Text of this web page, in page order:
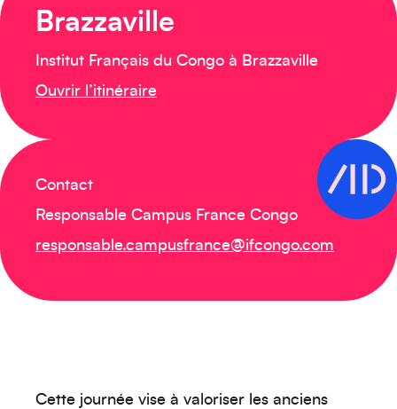
Brazzaville
Institut Français du Congo à Brazzaville
Ouvrir l’itinéraire
Contact
Responsable Campus France Congo
responsable.campusfrance@ifcongo.com
Cette journée vise à valoriser les anciens
Créez votre événement